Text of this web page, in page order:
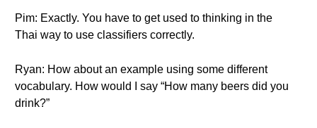
Pim: Exactly. You have to get used to thinking in the
Thai way to use classifiers correctly.
Ryan: How about an example using some different
vocabulary. How would I say “How many beers did you
drink?”